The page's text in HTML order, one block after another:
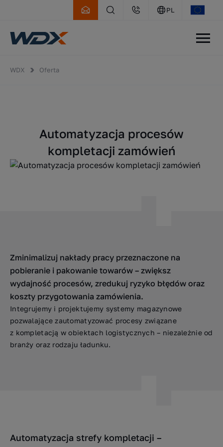
PL
WDX Oferta
Automatyzacja procesów
kompletacji zamówień
Zminimalizuj nakłady pracy przeznaczone na
pobieranie i pakowanie towarów – zwiększ
wydajność procesów, zredukuj ryzyko błędów oraz
koszty przygotowania zamówienia.
Integrujemy i projektujemy systemy magazynowe
pozwalające zautomatyzować procesy związane
z kompletacją w obiektach logistycznych – niezależnie od
branży oraz rodzaju ładunku.
Automatyzacja strefy kompletacji –